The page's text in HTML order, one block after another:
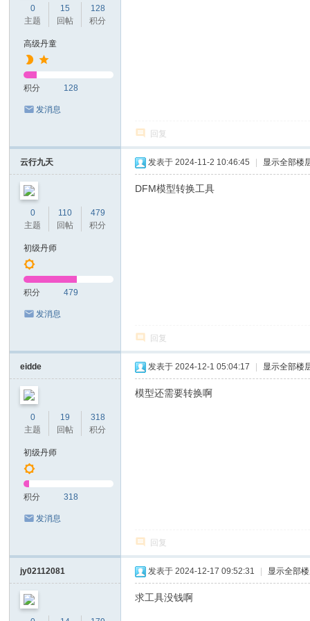
0
主题
15
回帖
128
积分
高级丹童
积分 128
发消息
回复
云行九天
0
主题
110
回帖
479
积分
初级丹师
积分 479
发消息
发表于 2024-11-2 10:46:45 显示全部楼
DFM模型转换工具
回复
eidde
0
主题
19
回帖
318
积分
初级丹师
积分 318
发消息
发表于 2024-12-1 05:04:17 显示全部楼
模型还需要转换啊
回复
jy02112081 发表于 2024-12-17 09:52:31 显示全部
求工具没钱啊